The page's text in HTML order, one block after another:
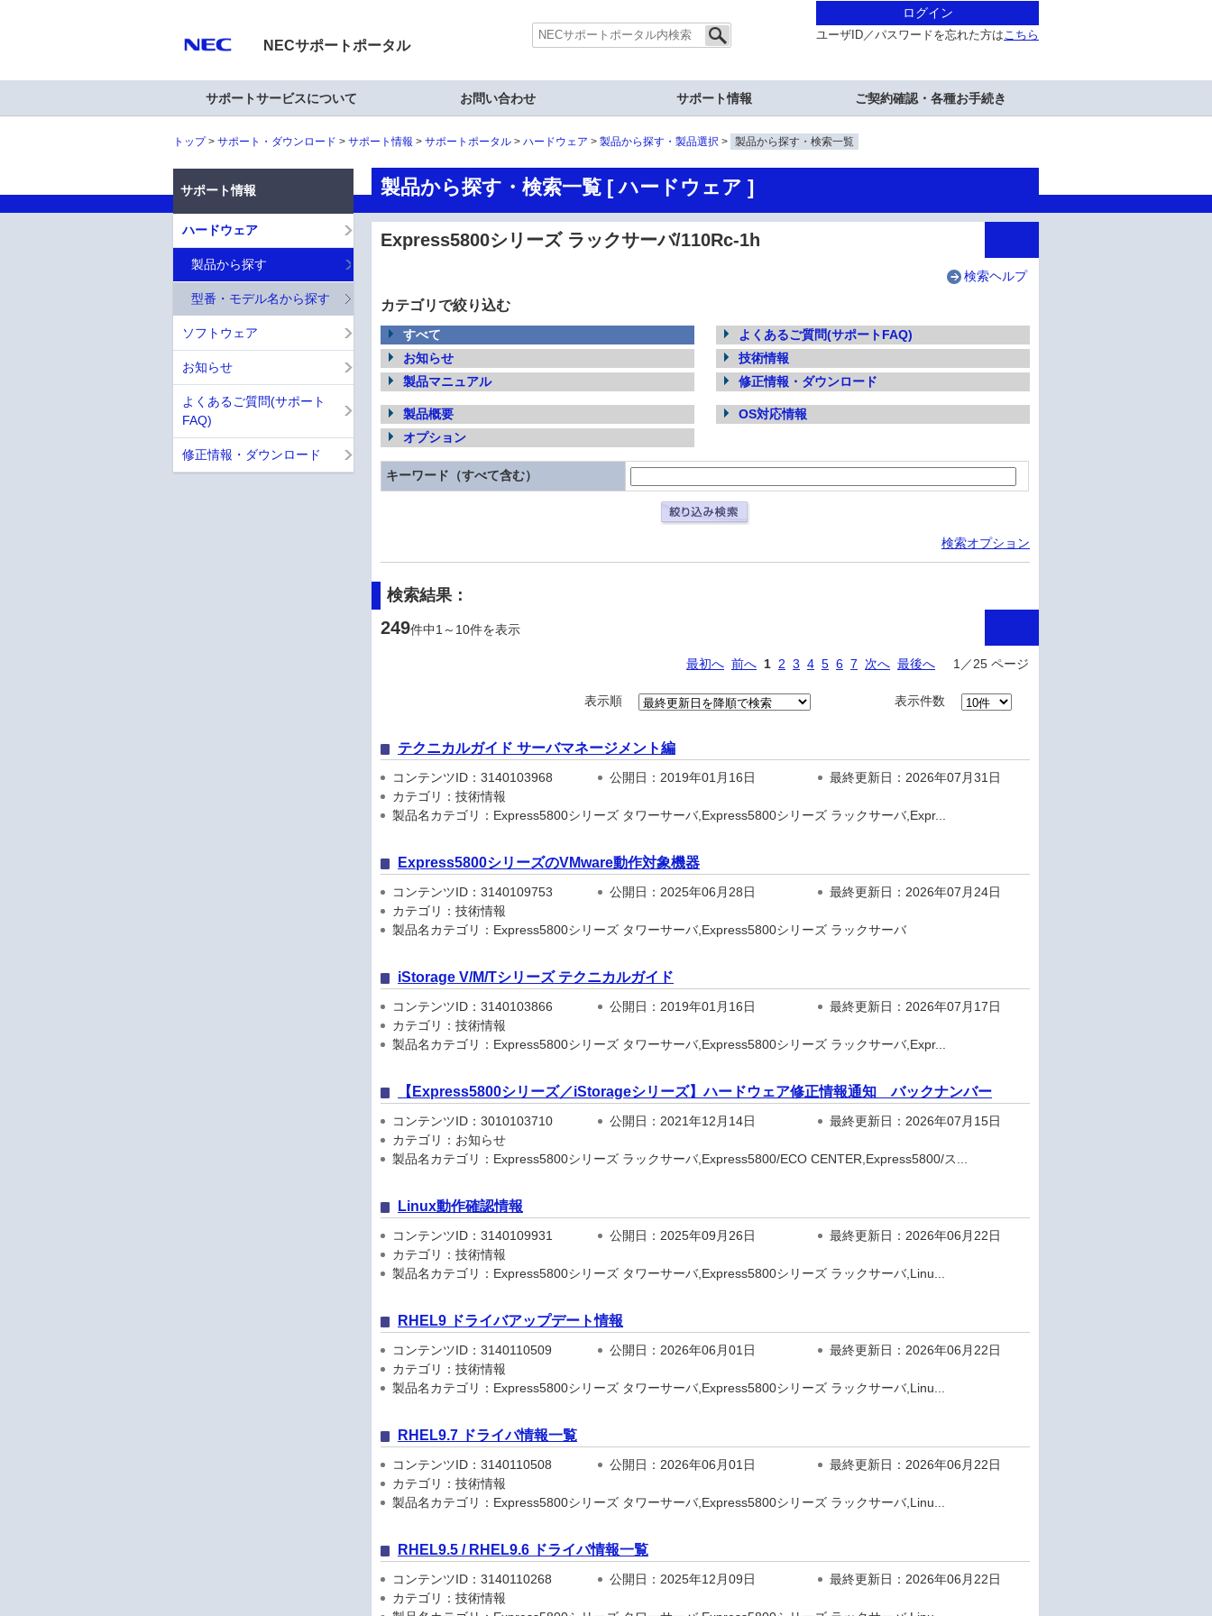
NECサポートポータル
ログイン
ユーザID／パスワードを忘れた方はこちら
サポートサービスについて お問い合わせ サポート情報 ご契約確認・各種お手続き
トップ サポート・ダウンロード サポート情報 サポートポータル ハードウェア 製品から探す・製品選択 製品から探す・検索一覧
製品から探す・検索一覧 [ ハードウェア ]
Express5800シリーズ ラックサーバ/110Rc-1h
検索ヘルプ
カテゴリで絞り込む
すべて
よくあるご質問(サポートFAQ)
お知らせ
技術情報
製品マニュアル
修正情報・ダウンロード
製品概要
OS対応情報
オプション
キーワード（すべて含む）
検索オプション
検索結果：
249件中1～10件を表示
最初へ 前へ 1 2 3 4 5 6 7 次へ 最後へ 1／25 ページ
表示順 表示件数
テクニカルガイド サーバマネージメント編
コンテンツID：3140103968 公開日：2019年01月16日
最終更新日：2026年07月31日
カテゴリ：技術情報
製品名カテゴリ：Express5800シリーズ タワーサーバ,Express5800シリーズ ラックサーバ,Expr...
Express5800シリーズのVMware動作対象機器
コンテンツID：3140109753 公開日：2025年06月28日
最終更新日：2026年07月24日
カテゴリ：技術情報
製品名カテゴリ：Express5800シリーズ タワーサーバ,Express5800シリーズ ラックサーバ
iStorage V/M/Tシリーズ テクニカルガイド
コンテンツID：3140103866 公開日：2019年01月16日
最終更新日：2026年07月17日
カテゴリ：技術情報
製品名カテゴリ：Express5800シリーズ タワーサーバ,Express5800シリーズ ラックサーバ,Expr...
【Express5800シリーズ／iStorageシリーズ】ハードウェア修正情報通知 バックナンバー
コンテンツID：3010103710 公開日：2021年12月14日
最終更新日：2026年07月15日
カテゴリ：お知らせ
製品名カテゴリ：Express5800シリーズ ラックサーバ,Express5800/ECO CENTER,Express5800/ス...
Linux動作確認情報
コンテンツID：3140109931 公開日：2025年09月26日
最終更新日：2026年06月22日
カテゴリ：技術情報
製品名カテゴリ：Express5800シリーズ タワーサーバ,Express5800シリーズ ラックサーバ,Linu...
RHEL9 ドライバアップデート情報
コンテンツID：3140110509 公開日：2026年06月01日
最終更新日：2026年06月22日
カテゴリ：技術情報
製品名カテゴリ：Express5800シリーズ タワーサーバ,Express5800シリーズ ラックサーバ,Linu...
RHEL9.7 ドライバ情報一覧
コンテンツID：3140110508 公開日：2026年06月01日
最終更新日：2026年06月22日
カテゴリ：技術情報
製品名カテゴリ：Express5800シリーズ タワーサーバ,Express5800シリーズ ラックサーバ,Linu...
RHEL9.5 / RHEL9.6 ドライバ情報一覧
コンテンツID：3140110268 公開日：2025年12月09日
最終更新日：2026年06月22日
カテゴリ：技術情報
サポート情報
ハードウェア
製品から探す
型番・モデル名から探す
ソフトウェア
お知らせ
よくあるご質問(サポート
FAQ)
修正情報・ダウンロード